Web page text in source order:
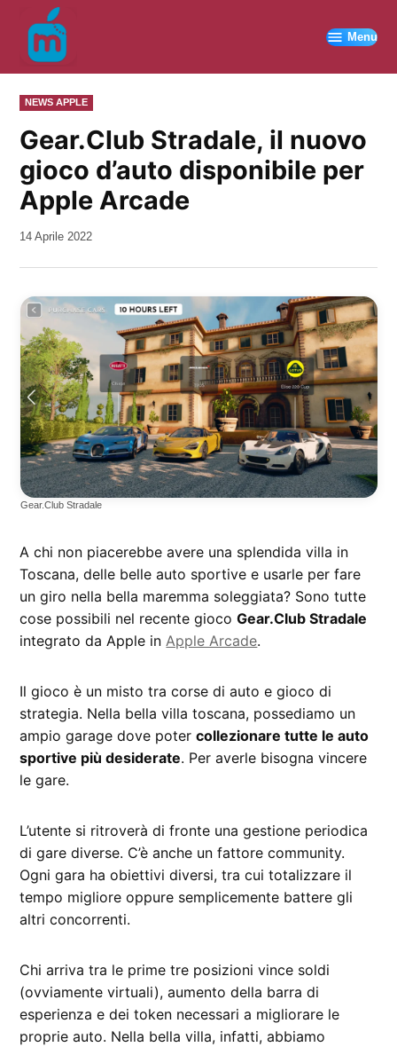
contenuto
Menu
PUBBLICATO
IN
NEWS APPLE
Gear.Club Stradale, il nuovo
gioco d’auto disponibile per
Apple Arcade
da
14 Aprile 2022
Gear.Club Stradale
A chi non piacerebbe avere una splendida villa in
Toscana, delle belle auto sportive e usarle per fare
un giro nella bella maremma soleggiata? Sono tutte
cose possibili nel recente giocoGear.Club Stradale
integrato da Apple inApple Arcade.
Il gioco è un misto tra corse di auto e gioco di
strategia. Nella bella villa toscana, possediamo un
ampio garage dove potercollezionare tutte le auto
sportive più desiderate. Per averle bisogna vincere
le gare.
L’utente si ritroverà di fronte una gestione periodica
di gare diverse. C’è anche un fattore community.
Ogni gara ha obiettivi diversi, tra cui totalizzare il
tempo migliore oppure semplicemente battere gli
altri concorrenti.
Chi arriva tra le prime tre posizioni vince soldi
(ovviamente virtuali), aumento della barra di
esperienza e dei token necessari a migliorare le
proprie auto. Nella bella villa, infatti, abbiamo